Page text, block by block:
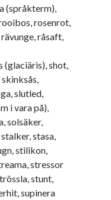
(språkterm),
rosenrot,
råsaft,
(glaciäris), shot,
slutled,
i vara på),
solsäker,
stasa,
stilikon,
stressor
stunt,
supinera